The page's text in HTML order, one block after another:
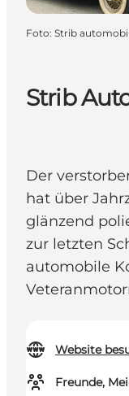
Strib
Der
hat über
glänzend
zur letzten
automobile
Website
Freunde,
Foto: Strib